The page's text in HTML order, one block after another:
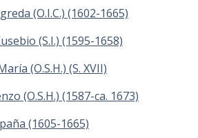
(O.I.C.) (1602-1665)
(S.I.) (1595-1658)
(O.S.H.) (S. XVII)
(O.S.H.) (1587-ca. 1673)
(1605-1665)